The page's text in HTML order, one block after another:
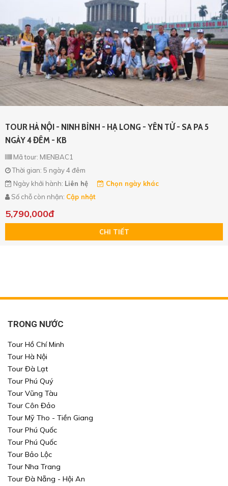
Xin mời Quý khách chọn thông tin cần tìm kiếm
Xin mời Quý khách chọn thông tin cần tìm kiếm
Xin mời Quý khách chọn thông tin cần tìm kiếm
hoặc
Xin mời Quý khách chọn thông tin cần tìm kiếm
Chọn khu vực
Chọn loại
TOUR HÀ NỘI - NINH BÌNH - HẠ LONG - YÊN TỬ - SA PA 5
NGÀY 4 ĐÊM - KB
Mã tour: MIENBAC1
Thời gian: 5 ngày 4 đêm
Ngày khởi hành: Liên hệ
Chọn ngày khác
Số chỗ còn nhận: Cập nhật
5,790,000đ
CHI TIẾT
TRONG NƯỚC
Tour Hồ Chí Minh
Tour Hà Nội
Tour Đà Lạt
Tour Phú Quý
Tour Vũng Tàu
Tour Côn Đảo
Tour Mỹ Tho - Tiền Giang
Tour Phú Quốc
Tour Phú Quốc
Tour Bảo Lộc
Tour Nha Trang
Tour Đà Nẵng - Hội An